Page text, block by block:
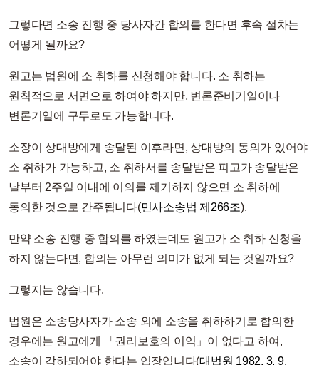
그렇다면 소송 진행 중 당사자간 합의를 한다면 후속 절차는
어떻게 될까요?
원고는 법원에 소 취하를 신청해야 합니다. 소 취하는
원칙적으로 서면으로 하여야 하지만, 변론준비기일이나
변론기일에 구두로도 가능합니다.
소장이 상대방에게 송달된 이후라면, 상대방의 동의가 있어야
소 취하가 가능하고, 소 취하서를 송달받은 피고가 송달받은
날부터 2주일 이내에 이의를 제기하지 않으면 소 취하에
동의한 것으로 간주됩니다(민사소송법 제266조).
만약 소송 진행 중 합의를 하였는데도 원고가 소 취하 신청을
하지 않는다면, 합의는 아무런 의미가 없게 되는 것일까요?
그렇지는 않습니다.
법원은 소송당사자가 소송 외에 소송을 취하하기로 합의한
경우에는 원고에게 「권리보호의 이익」이 없다고 하여,
소송이 각하되어야 한다는 입장입니다(대법원 1982. 3. 9.